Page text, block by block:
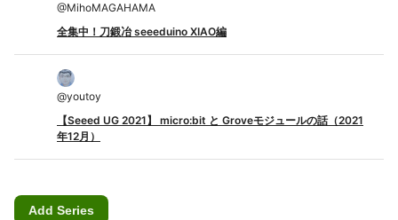
@MihoMAGAHAMA
全集中！刀鍛冶 seeeduino XIAO編
@youtoy
【Seeed UG 2021】 micro:bit と Groveモジュールの話（2021
年12月）
Add Series